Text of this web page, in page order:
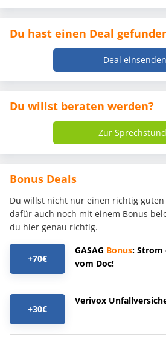
Du hast einen Deal
Deal einsenden
Du willst beraten werden?
Zur
Bonus Deals
Du willst nicht nur einen richtig guten
dafür auch noch mit einem Bonus
du hier genau richtig.
+70€
GASAG Bonus: Strom
vom Doc!
+30€
Verivox